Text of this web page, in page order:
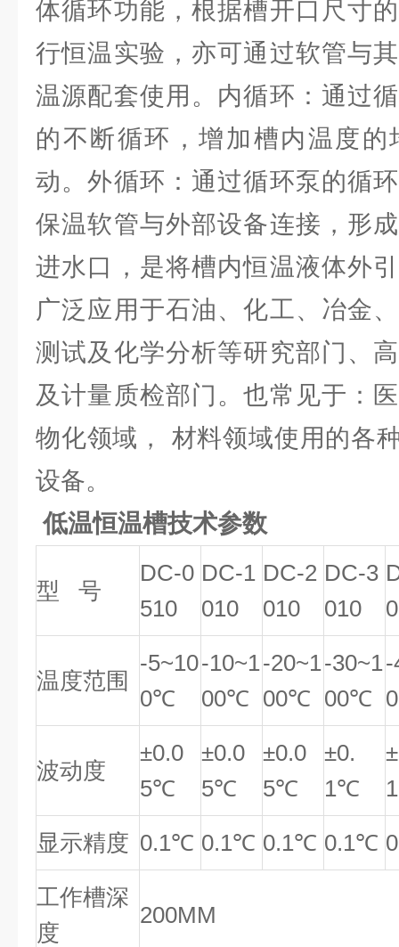
体循环功能，根据槽开口尺寸
行恒温实验，亦可通过软管与
温源配套使用。内循环：通过
的不断循环，增加槽内温度
动。外循环：通过循环泵的循
保温软管与外部设备连接，形
进水口，是将槽内恒温液体外
广泛应用于石油、化工、冶金
测试及化学分析等研究部门、
及计量质检部门。也常见于：
物化领域， 材料领域使用的各
设备。
低温恒温槽技术参数
型 号
DC-0
510
DC-1
010
DC-2
010
DC-3
010
温度范围
-5~10
0℃
-10~1
00℃
-20~1
00℃
-30~1
00℃
-
波动度
±0.0
5℃
±0.0
5℃
±0.0
5℃
±0.
1℃
显示精度 0.1℃ 0.1℃ 0.1℃ 0.1℃
工作槽深
度
200MM